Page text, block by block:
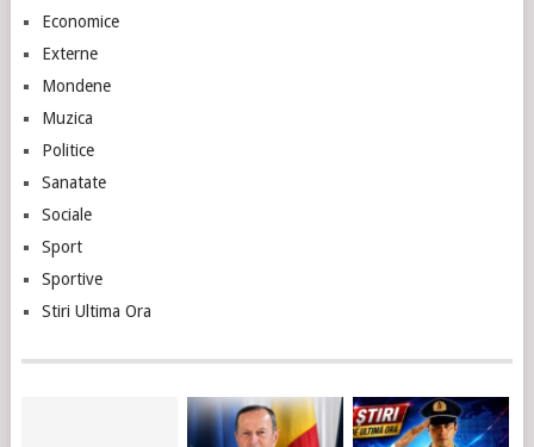
Economice
Externe
Mondene
Muzica
Politice
Sanatate
Sociale
Sport
Sportive
Stiri Ultima Ora